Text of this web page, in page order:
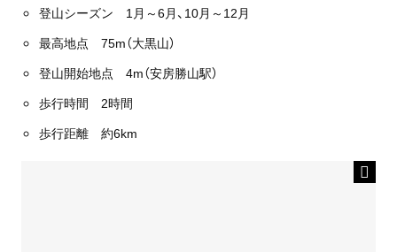
登山シーズン 1月～6月、10月～12月
最高地点 75m（大黒山）
登山開始地点 4m（安房勝山駅）
歩行時間 2時間
歩行距離 約6km